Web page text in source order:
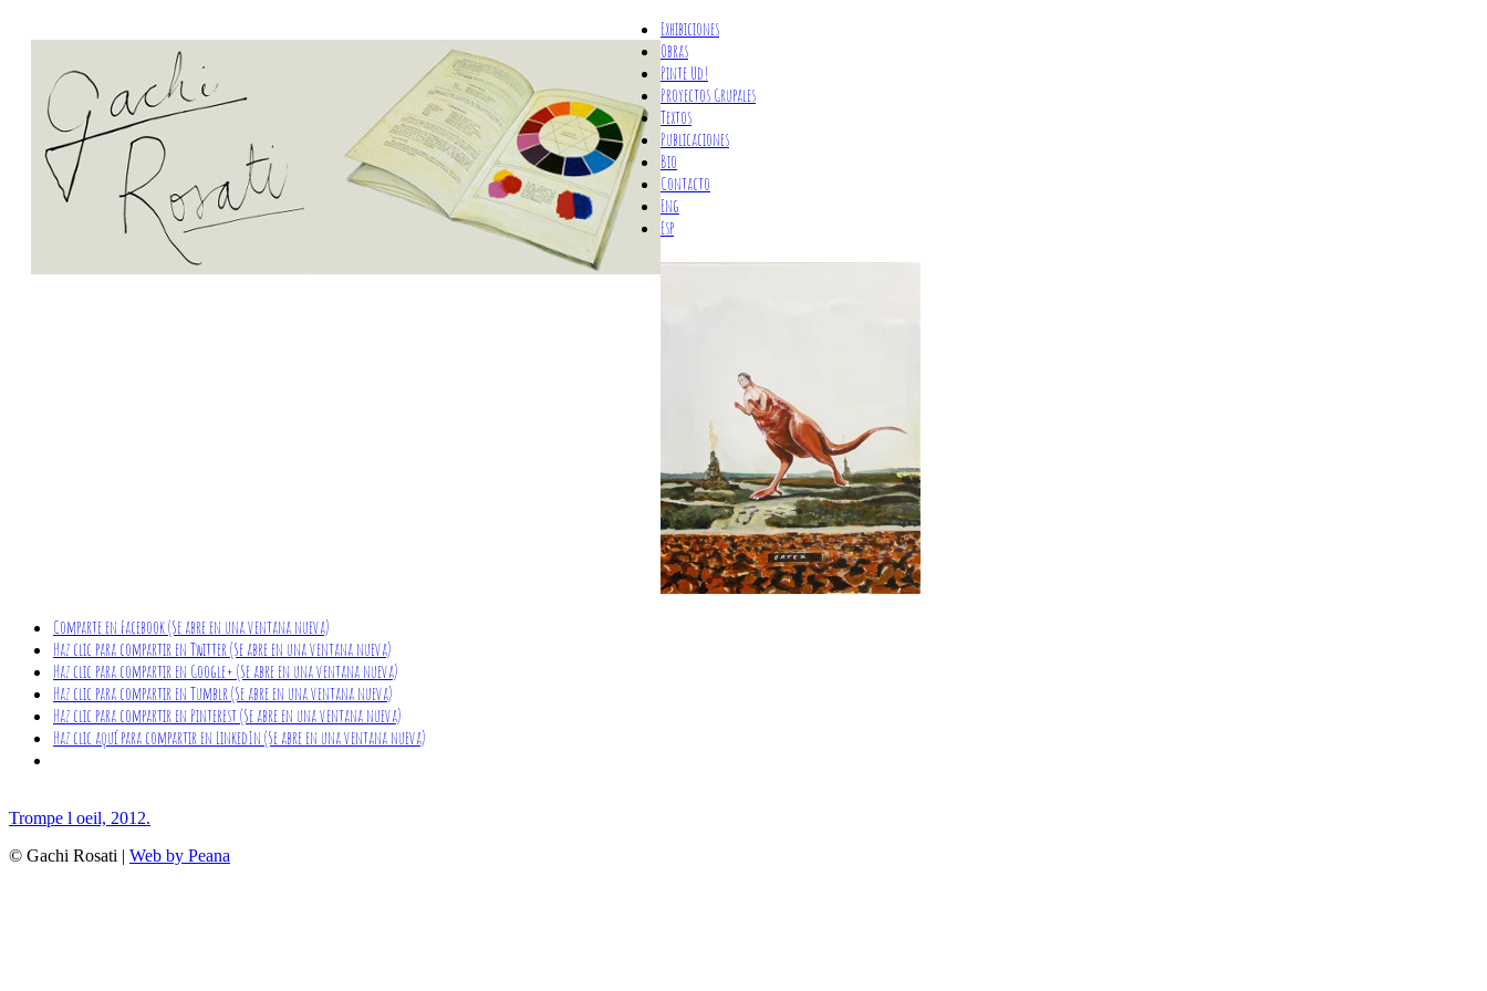
Exhibiciones
Obras
Pinte Ud!
Proyectos Grupales
Textos
Publicaciones
Bio
Contacto
Eng
Esp
Comparte en Facebook (Se abre en una ventana nueva)
Haz clic para compartir en Twitter (Se abre en una ventana nueva)
Haz clic para compartir en Google+ (Se abre en una ventana nueva)
Haz clic para compartir en Tumblr (Se abre en una ventana nueva)
Haz clic para compartir en Pinterest (Se abre en una ventana nueva)
Haz clic aquí para compartir en LinkedIn (Se abre en una ventana nueva)
Trompe l oeil, 2012.
© Gachi Rosati | Web by Peana